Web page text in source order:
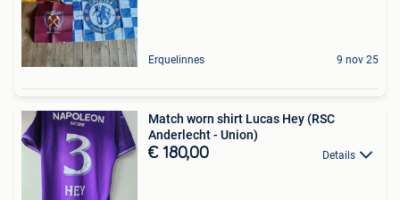
Erquelinnes 9 nov 25
Match worn shirt Lucas Hey (RSC
Anderlecht - Union)
€ 180,00 Details